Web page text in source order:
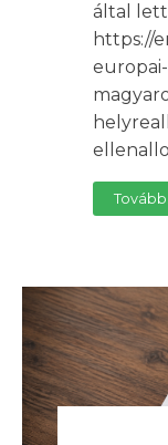
által lett
https://
Tovább...